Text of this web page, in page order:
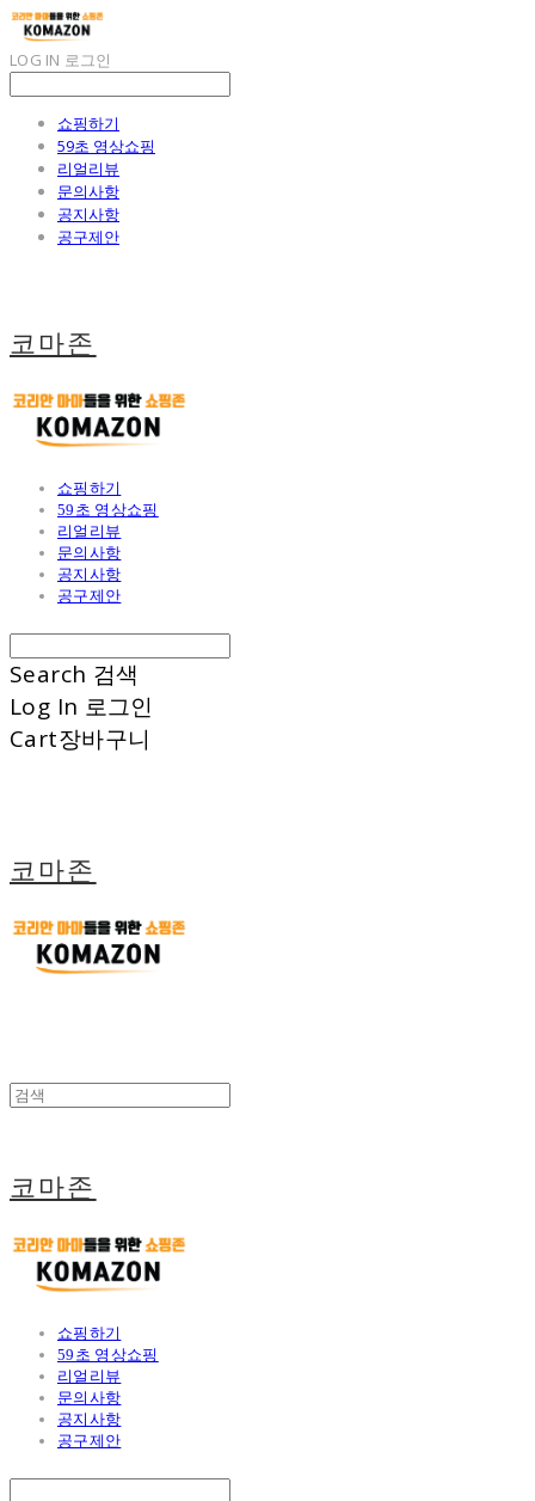
LOG IN 로그인
쇼핑하기
59초 영상쇼핑
리얼리뷰
문의사항
공지사항
공구제안
코마존
쇼핑하기
59초 영상쇼핑
리얼리뷰
문의사항
공지사항
공구제안
Search 검색
Log In 로그인
Cart장바구니
코마존
코마존
쇼핑하기
59초 영상쇼핑
리얼리뷰
문의사항
공지사항
공구제안